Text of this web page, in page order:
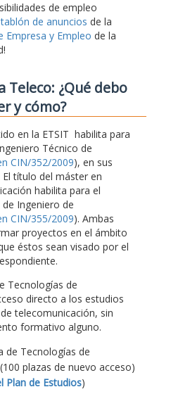
de empleo
tablón de anuncios de la
Empresa y Empleo de la
Teleco: ¿Qué debo
y cómo?
en la ETSIT habilita para
Técnico de
CIN/352/2009), en sus
título del máster en
habilita para el
Ingeniero de
CIN/355/2009). Ambas
proyectos en el ámbito
éstos sean visado por el
Tecnologías de
directo a los estudios
telecomunicación, sin
formativo alguno.
de Tecnologías de
plazas de nuevo acceso)
Plan de Estudios)